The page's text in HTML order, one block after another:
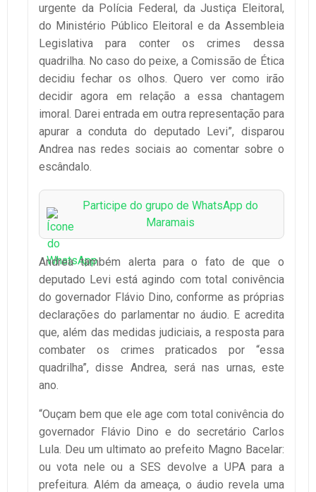
urgente da Polícia Federal, da Justiça Eleitoral,
do Ministério Público Eleitoral e da Assembleia
Legislativa para conter os crimes dessa
quadrilha. No caso do peixe, a Comissão de Ética
decidiu fechar os olhos. Quero ver como irão
decidir agora em relação a essa chantagem
imoral. Darei entrada em outra representação para
apurar a conduta do deputado Levi”, disparou
Andrea nas redes sociais ao comentar sobre o
escândalo.
Participe do grupo de WhatsApp do
Maramais
Andrea também alerta para o fato de que o
deputado Levi está agindo com total conivência
do governador Flávio Dino, conforme as próprias
declarações do parlamentar no áudio. E acredita
que, além das medidas judiciais, a resposta para
combater os crimes praticados por “essa
quadrilha”, disse Andrea, será nas urnas, este
ano.
“Ouçam bem que ele age com total conivência do
governador Flávio Dino e do secretário Carlos
Lula. Deu um ultimato ao prefeito Magno Bacelar:
ou vota nele ou a SES devolve a UPA para a
prefeitura. Além da ameaça, o áudio revela uma